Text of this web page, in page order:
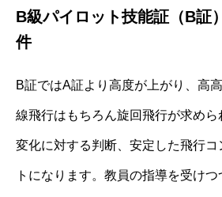
B級パイロット技能証（B証
件
B証ではA証より高度が上がり、高
線飛行はもちろん旋回飛行が求め
変化に対する判断、安定した飛行
トになります。教員の指導を受け